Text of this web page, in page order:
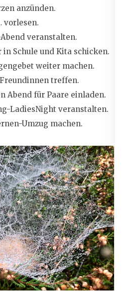
anzünden.
vorlesen.
veranstalten.
Schule und Kita schicken.
weiter machen.
treffen.
Abend für Paare einladen.
LadiesNight veranstalten.
Umzug machen.